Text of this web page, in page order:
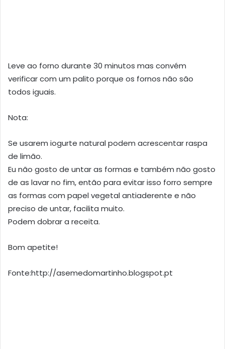
Leve ao forno durante 30 minutos mas convém
verificar com um palito porque os fornos não são
todos iguais.
Nota:
Se usarem iogurte natural podem acrescentar raspa
de limão.
Eu não gosto de untar as formas e também não gosto
de as lavar no fim, então para evitar isso forro sempre
as formas com papel vegetal antiaderente e não
preciso de untar, facilita muito.
Podem dobrar a receita.
Bom apetite!
Fonte:http://asemedomartinho.blogspot.pt